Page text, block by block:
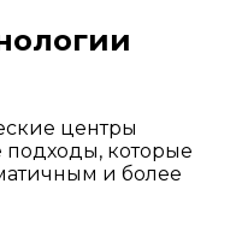
центры
которые
и более